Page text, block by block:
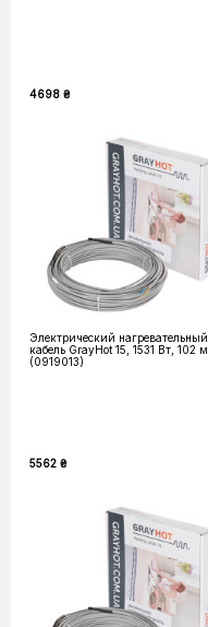
4698 ₴
Электрический нагревательный
кабель GrayHot 15, 1531 Вт, 102 м
(0919013)
5562 ₴